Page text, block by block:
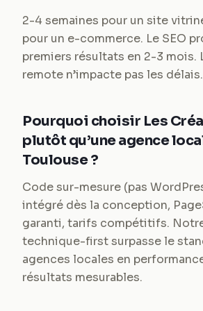
2-4 semaines pour un site
pour un e-commerce. Le SEO
premiers résultats en 2-3 mois.
remote n’impacte pas les délais.
Pourquoi choisir Les
plutôt qu’une agence
Toulouse ?
Code sur-mesure (pas
intégré dès la conception,
garanti, tarifs compétitifs.
technique-first surpasse le
agences locales en
résultats mesurables.